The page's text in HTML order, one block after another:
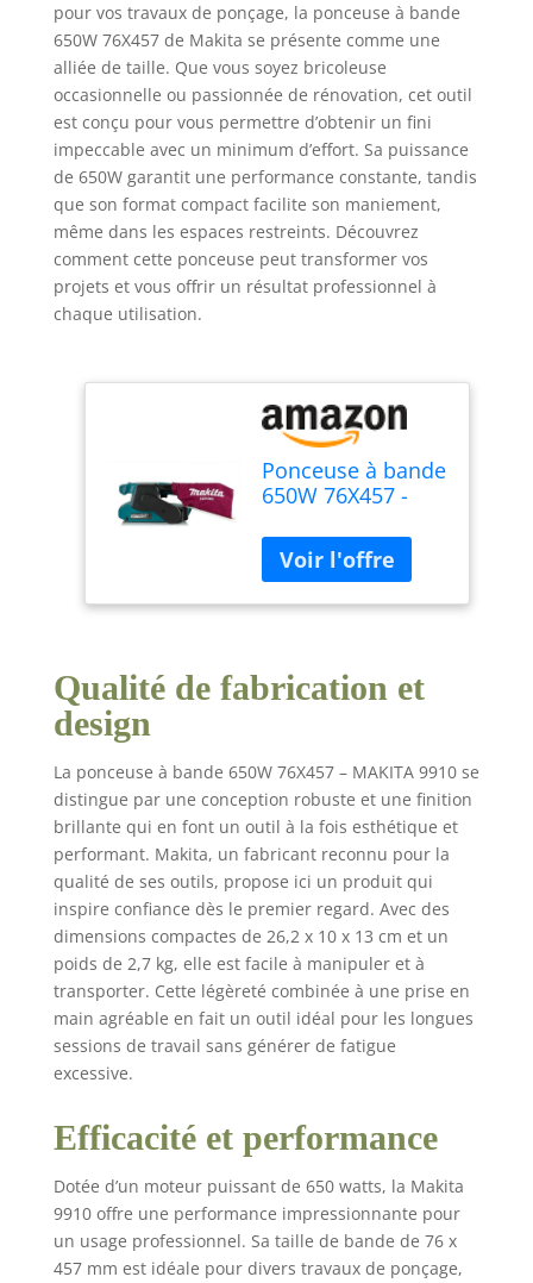
pour vos travaux de ponçage, la ponceuse à bande
650W 76X457 de Makita se présente comme une
alliée de taille. Que vous soyez bricoleuse
occasionnelle ou passionnée de rénovation, cet outil
est conçu pour vous permettre d’obtenir un fini
impeccable avec un minimum d’effort. Sa puissance
de 650W garantit une performance constante, tandis
que son format compact facilite son maniement,
même dans les espaces restreints. Découvrez
comment cette ponceuse peut transformer vos
projets et vous offrir un résultat professionnel à
chaque utilisation.
Ponceuse à bande
650W 76X457 -
Qualité de fabrication et
design
La ponceuse à bande 650W 76X457 – MAKITA 9910 se
distingue par une conception robuste et une finition
brillante qui en font un outil à la fois esthétique et
performant. Makita, un fabricant reconnu pour la
qualité de ses outils, propose ici un produit qui
inspire confiance dès le premier regard. Avec des
dimensions compactes de 26,2 x 10 x 13 cm et un
poids de 2,7 kg, elle est facile à manipuler et à
transporter. Cette légèreté combinée à une prise en
main agréable en fait un outil idéal pour les longues
sessions de travail sans générer de fatigue
excessive.
Efficacité et performance
Dotée d’un moteur puissant de 650 watts, la Makita
9910 offre une performance impressionnante pour
un usage professionnel. Sa taille de bande de 76 x
457 mm est idéale pour divers travaux de ponçage,